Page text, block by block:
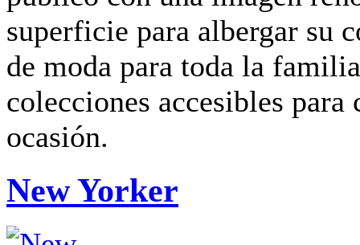
superficie para albergar su
de moda para toda la
colecciones accesibles para
ocasión.
New Yorker